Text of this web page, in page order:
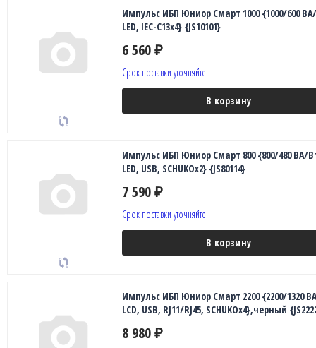
Импульс ИБП Юниор Смарт 1000 {1000/600
LED, IEC-C13x4} {JS10101}
6 560 ₽
Срок поставки уточняйте
В корзину
Импульс ИБП Юниор Смарт 800 {800/480 ВА/
LED, USB, SCHUKOx2} {JS80114}
7 590 ₽
Срок поставки уточняйте
В корзину
Импульс ИБП Юниор Смарт 2200 {2200/1320
LCD, USB, RJ11/RJ45, SCHUKOx4},черный
8 980 ₽